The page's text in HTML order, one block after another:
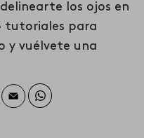
los ojos en
tutoriales para
y vuélvete una